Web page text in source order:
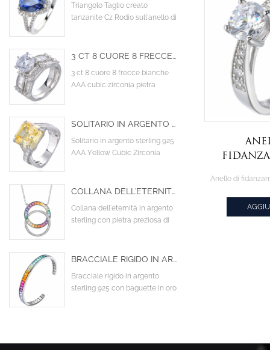
925
Triangolo Taglio creato
tanzanite Cz Rodio sull'anello di
3 CT 8 CUORE 8 FRECCE BIANCHE AAA CUBIC ZIRCONIA PIETRA PRINCIPALE COCKTAIL FEDI NUZIALI DI FIDANZAMENTO
3 ct 8 cuore 8 frecce bianche
AAA cubic zirconia pietra
SOLITARIO IN ARGENTO STERLING 925 AAA YELLOW CUBIC ZIRCONIA TWIST CRISS CROSS INFINITY ANELLO DI FIDANZAMENTO
Solitario in argento sterling 925
AAA Yellow Cubic Zirconia
COLLANA DELL'ETERNITÀ IN ARGENTO STERLING CON PIETRA PREZIOSA DI ZAFFIRO SINTETICO ARCOBALENO
Collana dell'eternità in argento
sterling con pietra preziosa di
BRACCIALE RIGIDO IN ARGENTO STERLING 925 CON BAGUETTE IN ORO BIANCO PLACCATO FLASH COLORATO CON ZIRCONI CUBICI CZ
Bracciale rigido in argento
sterling 925 con baguette in oro